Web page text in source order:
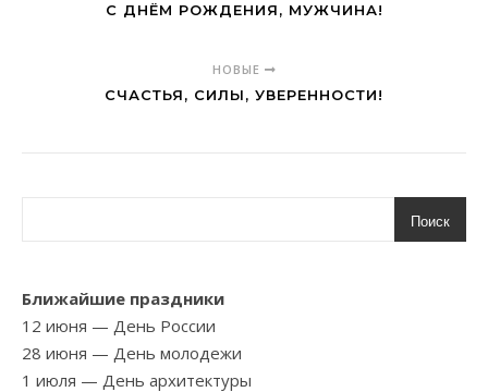
С ДНЁМ РОЖДЕНИЯ, МУЖЧИНА!
НОВЫЕ
СЧАСТЬЯ, СИЛЫ, УВЕРЕННОСТИ!
Поиск
Ближайшие праздники
12 июня — День России
28 июня — День молодежи
1 июля — День архитектуры